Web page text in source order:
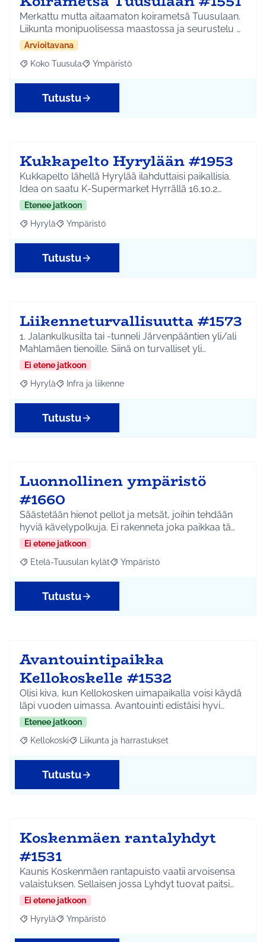
Merkattu mutta aitaamaton koirametsä Tuusulaan.
Liikunta monipuolisessa maastossa ja seurustelu …
Arvioitavana
Rajaa tulokset aihepiirin mukaan: Koko Tuusula
Koko Tuusula Rajaa tulokset teeman mukaan: Ympäristö
Ympäristö
Tutustu
Kukkapelto Hyrylään #1953
Kukkapelto lähellä Hyrylää ilahduttaisi paikallisia.
Idea on saatu K-Supermarket Hyrrällä 16.10.2…
Etenee jatkoon
Rajaa tulokset aihepiirin mukaan: Hyrylä
Hyrylä Rajaa tulokset teeman mukaan: Ympäristö
Ympäristö
Tutustu
Liikenneturvallisuutta #1573
1. Jalankulkusilta tai -tunneli Järvenpääntien yli/ali
Mahlamäen tienoille. Siinä on turvalliset yli…
Ei etene jatkoon
Rajaa tulokset aihepiirin mukaan: Hyrylä
Hyrylä Rajaa tulokset teeman mukaan: Infra ja liikenne
Infra ja liikenne
Tutustu
Luonnollinen ympäristö
#1660
Säästetään hienot pellot ja metsät, joihin tehdään
hyviä kävelypolkuja. Ei rakenneta joka paikkaa tä…
Ei etene jatkoon
Rajaa tulokset aihepiirin mukaan: Etelä-Tuusulan kylät
Etelä-Tuusulan kylät Rajaa tulokset teeman mukaan:
Ympäristö
Tutustu
Avantouintipaikka
Kellokoskelle #1532
Olisi kiva, kun Kellokosken uimapaikalla voisi käydä
läpi vuoden uimassa. Avantouinti edistäisi hyvi…
Etenee jatkoon
Rajaa tulokset aihepiirin mukaan: Kellokoski
Kellokoski Rajaa tulokset teeman mukaan: Liikunta ja
Liikunta ja harrastukset
Tutustu
Koskenmäen rantalyhdyt
#1531
Kaunis Koskenmäen rantapuisto vaatii arvoisensa
valaistuksen. Sellaisen jossa Lyhdyt tuovat paitsi…
Ei etene jatkoon
Rajaa tulokset aihepiirin mukaan: Hyrylä
Hyrylä Rajaa tulokset teeman mukaan: Ympäristö
Ympäristö